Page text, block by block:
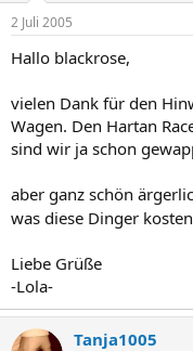
2 Juli 2005
Hallo blackrose,
vielen Dank für den
Wagen. Den Hartan
sind wir ja schon
aber ganz schön
was diese Dinger kosten
Liebe Grüße
-Lola-
Tanja1005